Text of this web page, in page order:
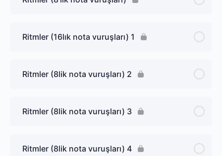
Ritmler (16lık nota vuruşları) 1
Ritmler (8lik nota vuruşları) 2
Ritmler (8lik nota vuruşları) 3
Ritmler (8lik nota vuruşları) 4